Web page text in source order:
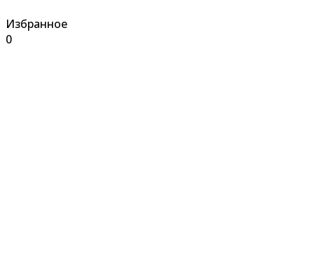
Избранное
0